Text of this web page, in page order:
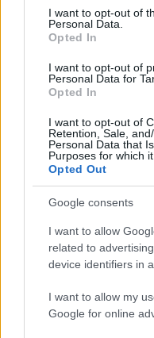
consent section.
I want to opt-out of
Personal Data.
Opted In
I want to opt-out of
Personal Data for
Opted In
I want to opt-out of
Retention, Sale,
Personal Data that
Purposes for which
Opted Out
Google consents
I want to allow
related to
device identifiers in
I want to allow my
Google for online
t is - eddig sem
eredetileg DLC lett
Mindenesetre teljes
kampány meg zombis
technikai részletek
Fontosabb, hogy mi
átformálását nem
bevezettek néhány
játékosoknak biztosan
Az egyik
életerőponttal indul,
szükséges idő - ám
mint amikor korábban
gépfegyverek